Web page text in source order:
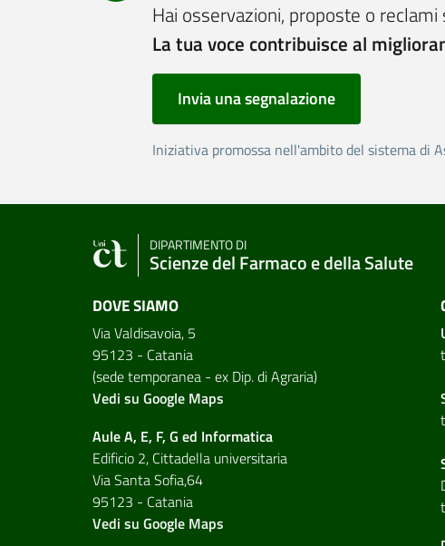
Hai osservazioni, proposte o
La tua voce contribuisce al
Invia una segnalazione
Iniziativa promossa nell'ambito del sistema di
DIPARTIMENTO DI
Scienze del Farmaco e della Salute
DOVE SIAMO
Via Valdisavoia, 5
95123 - Catania
(sede temporanea - ex Dip. di Agraria)
Vedi su Google Maps
Aule A, E, F, G ed Informatica
Edificio 2, Cittadella universitaria
Via Santa Sofia,64
95123 - Catania
Vedi su Google Maps